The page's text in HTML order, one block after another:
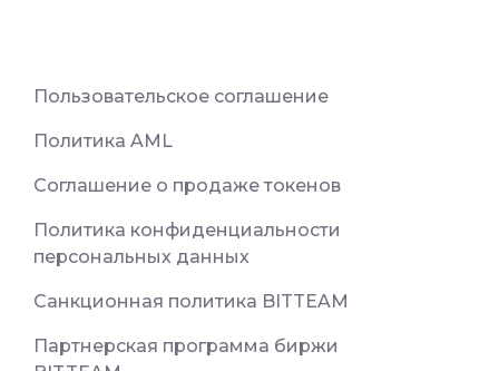
Пользовательское соглашение
Политика AML
Соглашение о продаже токенов
Политика конфиденциальности
персональных данных
Санкционная политика BITTEAM
Партнерская программа биржи